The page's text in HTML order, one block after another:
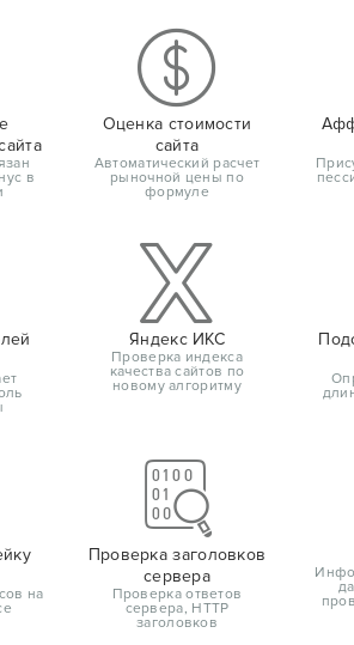
в
Оценка стоимости
сайта
Автоматический расчет
рыночной цены по
формуле
Яндекс ИКС
Проверка индекса
качества сайтов по
новому алгоритму
на
Проверка заголовков
сервера
Проверка ответов
сервера, HTTP
заголовков